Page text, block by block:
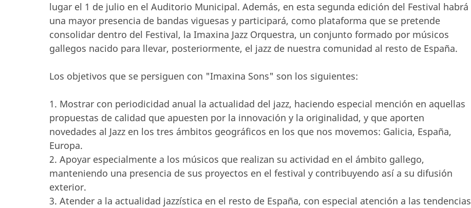
lugar el 1 de julio en el Auditorio Municipal. Además, en esta segunda edición del Festival habrá
una mayor presencia de bandas viguesas y participará, como plataforma que se pretende
consolidar dentro del Festival, la Imaxina Jazz Orquestra, un conjunto formado por músicos
gallegos nacido para llevar, posteriormente, el jazz de nuestra comunidad al resto de España.
Los objetivos que se persiguen con "Imaxina Sons" son los siguientes:
1. Mostrar con periodicidad anual la actualidad del jazz, haciendo especial mención en aquellas
propuestas de calidad que apuesten por la innovación y la originalidad, y que aporten
novedades al Jazz en los tres ámbitos geográficos en los que nos movemos: Galicia, España,
Europa.
2. Apoyar especialmente a los músicos que realizan su actividad en el ámbito gallego,
manteniendo una presencia de sus proyectos en el festival y contribuyendo así a su difusión
exterior.
3. Atender a la actualidad jazzística en el resto de España, con especial atención a las tendencias